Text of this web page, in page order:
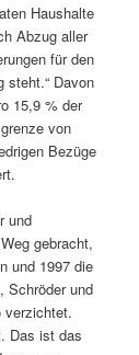
Haushalte
Abzug aller
für den
steht.“ Davon
15,9 % der
von
Bezüge
und
gebracht,
und 1997 die
Schröder und
verzichtet.
Das ist das